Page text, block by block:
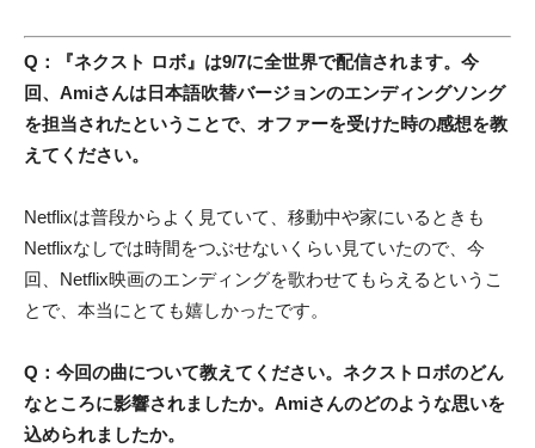
Q：『ネクスト ロボ』は9/7に全世界で配信されます。今
回、Amiさんは日本語吹替バージョンのエンディングソング
を担当されたということで、オファーを受けた時の感想を教
えてください。
Netflixは普段からよく見ていて、移動中や家にいるときも
Netflixなしでは時間をつぶせないくらい見ていたので、今
回、Netflix映画のエンディングを歌わせてもらえるというこ
とで、本当にとても嬉しかったです。
Q：今回の曲について教えてください。ネクストロボのどん
なところに影響されましたか。Amiさんのどのような思いを
込められましたか。